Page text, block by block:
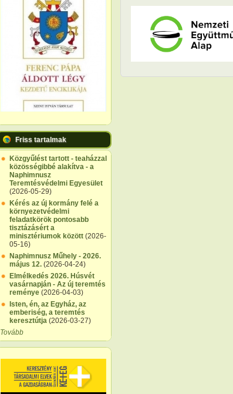
Friss tartalmak
Közgyűlést tartott - teaházzal
közösségibbé alakítva - a
Naphimnusz
Teremtésvédelmi Egyesület
(2026-05-29)
Kérés az új kormány felé a
környezetvédelmi
feladatkörök pontosabb
tisztázásért a
minisztériumok között (2026-
05-16)
Naphimnusz Műhely - 2026.
május 12. (2026-04-24)
Elmélkedés 2026. Húsvét
vasárnapján - Az új teremtés
reménye (2026-04-03)
Isten, én, az Egyház, az
emberiség, a teremtés
keresztútja (2026-03-27)
Tovább